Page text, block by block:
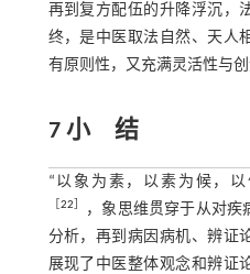
再到复方配伍的升降浮沉，
终，是中医取法自然、天人
有原则性，又充满灵活性与创
7 小 结
“以象为素，以素为候，
22
，象思维贯穿于从对疾
分析，再到病因病机、辨证
展现了中医整体观念和辨证